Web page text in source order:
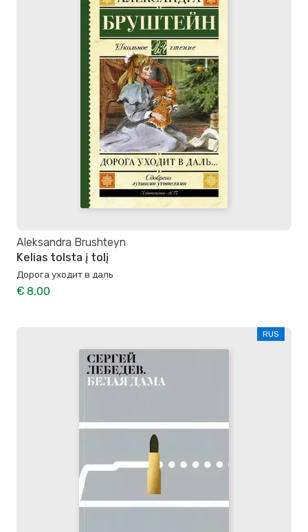
Aleksandra Brushteyn
Kelias tolsta į tolį
Дорога уходит в даль
€ 8,00
RUS